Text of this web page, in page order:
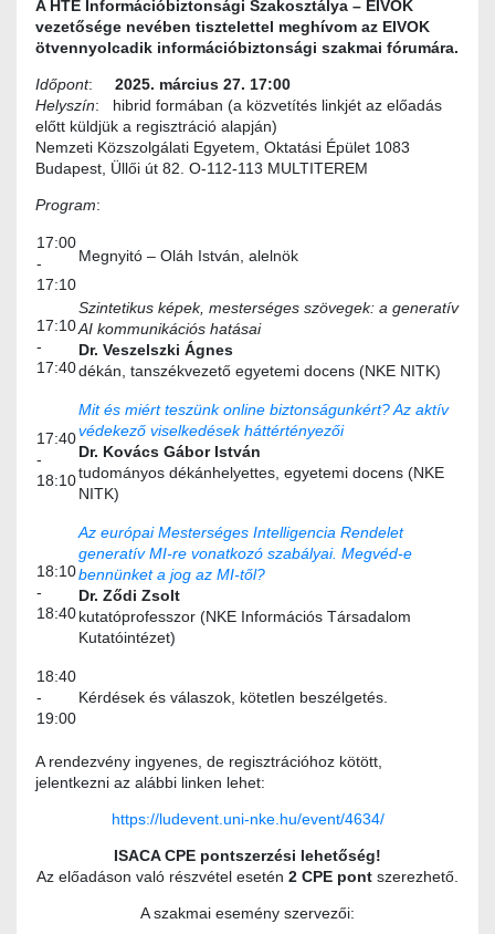
A HTE Információbiztonsági Szakosztálya – EIVOK
vezetősége nevében tisztelettel meghívom az EIVOK
ötvennyolcadik információbiztonsági szakmai fórumára.
Időpont: 2025. március 27. 17:00
Helyszín:
hibrid formában (a közvetítés linkjét az előadás
előtt küldjük a regisztráció alapján)
Nemzeti Közszolgálati Egyetem, Oktatási Épület 1083
Budapest, Üllői út 82. O-112-113 MULTITEREM
Program:
17:00
-
17:10
Megnyitó – Oláh István, alelnök
17:10
-
17:40
Szintetikus képek, mesterséges szövegek: a generatív
AI kommunikációs hatásai
Dr. Veszelszki Ágnes
dékán, tanszékvezető egyetemi docens (NKE NITK)
17:40
-
18:10
Mit és miért teszünk online biztonságunkért? Az aktív
védekező viselkedések háttértényezői
Dr. Kovács Gábor István
tudományos dékánhelyettes, egyetemi docens (NKE
NITK)
18:10
-
18:40
Az európai Mesterséges Intelligencia Rendelet
generatív MI-re vonatkozó szabályai. Megvéd-e
bennünket a jog az MI-től?
Dr. Ződi Zsolt
kutatóprofesszor (NKE Információs Társadalom
Kutatóintézet)
18:40
-
19:00
Kérdések és válaszok, kötetlen beszélgetés.
A rendezvény ingyenes, de regisztrációhoz kötött,
jelentkezni az alábbi linken lehet:
https://ludevent.uni-nke.hu/event/4634/
ISACA CPE pontszerzési lehetőség!
Az előadáson való részvétel esetén 2 CPE pont szerezhető.
A szakmai esemény szervezői: